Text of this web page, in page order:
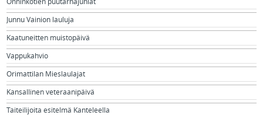
Onninkotien puutarhajuhlat
Junnu Vainion lauluja
Kaatuneitten muistopäivä
Vappukahvio
Orimattilan Mieslaulajat
Kansallinen veteraanipäivä
Taiteilijoita esitelmä Kanteleella